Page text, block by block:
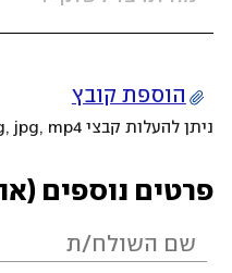
הוספת קובץ
ניתן להעלות קבצי mov, png, jpeg, jpg, mp4 עד 200MB
פרטים נוספים